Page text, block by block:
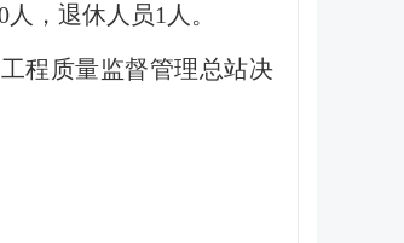
，退休人员1人。
程质量监督管理总站决